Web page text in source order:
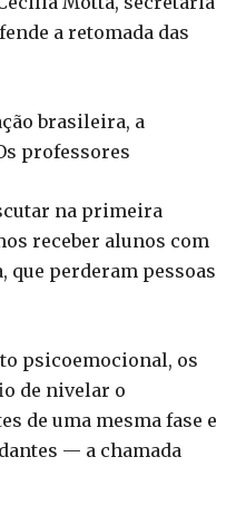
a retomada das
brasileira, a
professores
na primeira
receber alunos com
que perderam pessoas
psicoemocional, os
de nivelar o
de uma mesma fase e
— a chamada